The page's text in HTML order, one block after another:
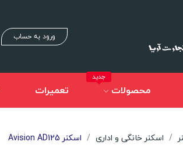
ورود به حساب
محصولات
جدید
تعمیرات
اسکنر خانگی و اداری اسکنر Avision AD125